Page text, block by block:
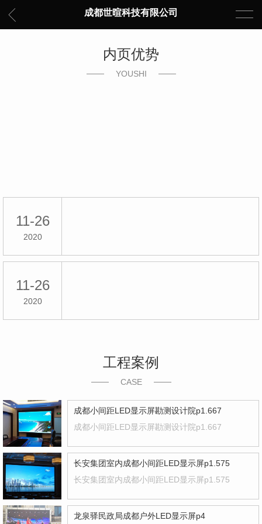
成都世暄科技有限公司
内页优势
YOUSHI
11-26
2020
11-26
2020
工程案例
CASE
成都小间距LED显示屏勘测设计院p1.667
成都小间距LED显示屏勘测设计院p1.667
长安集团室内成都小间距LED显示屏p1.575
长安集团室内成都小间距LED显示屏p1.575
龙泉驿民政局成都户外LED显示屏p4